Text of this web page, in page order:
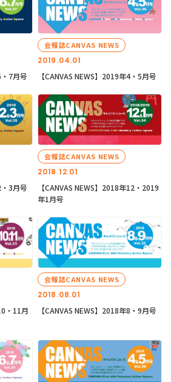
・7月号
2019.04.01
会報誌CANVAS NEWS
【CANVAS NEWS】2019年4・5月号
・3月号
2018.12.01
会報誌CANVAS NEWS
【CANVAS NEWS】2018年12・2019
年1月号
・11月
2018.08.01
会報誌CANVAS NEWS
【CANVAS NEWS】2018年8・9月号